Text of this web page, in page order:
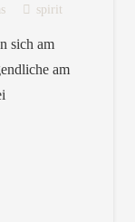
spirit
sich am
am